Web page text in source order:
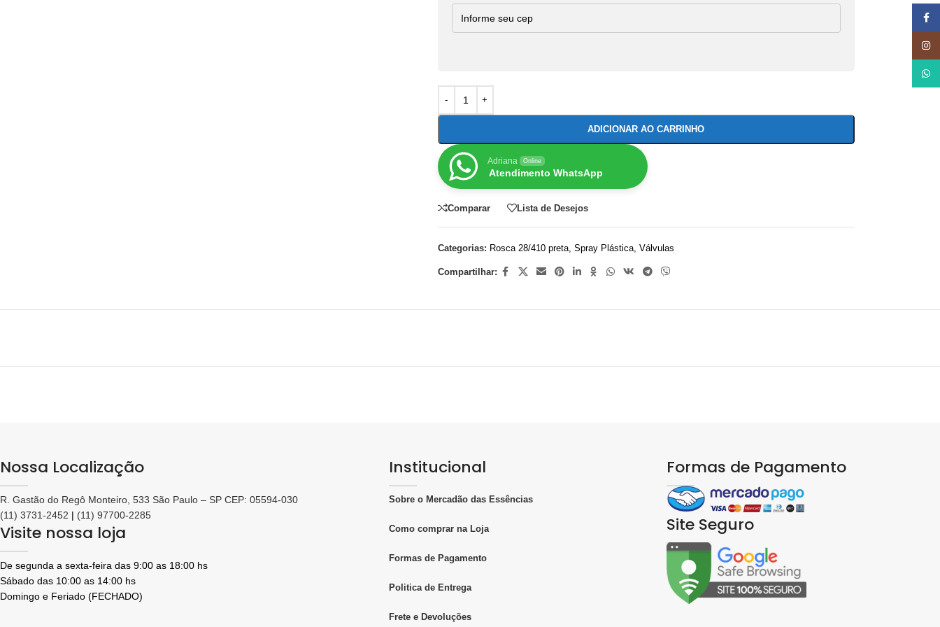
ADICIONAR AO CARRINHO
Adriana Online
Atendimento WhatsApp
Comparar Lista de Desejos
Categorias: Rosca 28/410 preta, Spray Plástica, Válvulas
Compartilhar:
Nossa Localização
R. Gastão do Regô Monteiro, 533 São Paulo – SP CEP: 05594-030
(11) 3731-2452 | (11) 97700-2285
Visite nossa loja
De segunda a sexta-feira das 9:00 as 18:00 hs
Sábado das 10:00 as 14:00 hs
Domingo e Feriado (FECHADO)
Institucional
Sobre o Mercadão das Essências
Como comprar na Loja
Formas de Pagamento
Politica de Entrega
Frete e Devoluções
Formas de Pagamento
Site Seguro